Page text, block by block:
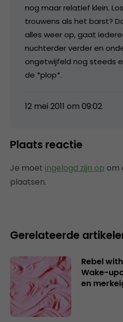
nog maar relatief klein.
trouwens als het barst?
alles weer op, gaat
nuchterder verder en
ongetwijfeld nog steeds
de *plop*.
12 mei 2011 om 09:02
Plaats reactie
Je moet ingelogd zijn op om
plaatsen.
Gerelateerde
Rebel
Wake-
en